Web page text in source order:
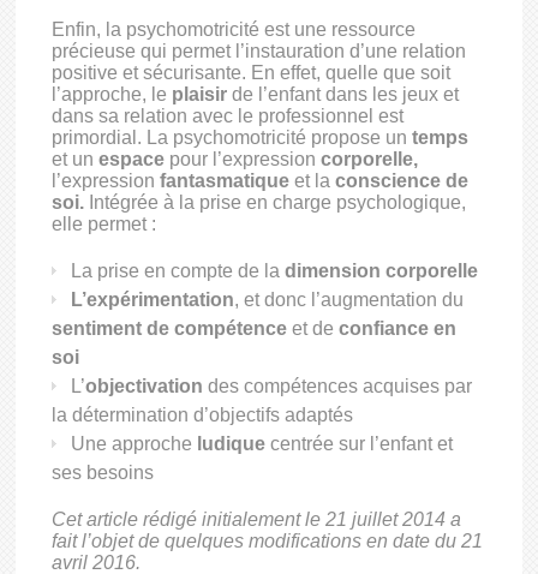
Enfin, la psychomotricité est une ressource
précieuse qui permet l’instauration d’une relation
positive et sécurisante. En effet, quelle que soit
l’approche, le plaisir de l’enfant dans les jeux et
dans sa relation avec le professionnel est
primordial. La psychomotricité propose untemps
et unespace pour l’expressioncorporelle,
l’expressionfantasmatique et laconscience de
soi. Intégrée à la prise en charge psychologique,
elle permet :
La prise en compte de ladimension corporelle
L’expérimentation, et donc l’augmentation du
sentiment de compétence et deconfiance en
soi
L’objectivation des compétences acquises par
la détermination d’objectifs adaptés
Une approche ludique centrée sur l’enfant et
ses besoins
Cet article rédigé initialement le 21 juillet 2014 a
fait l’objet de quelques modifications en date du 21
avril 2016.